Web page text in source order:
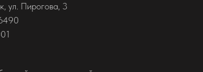
ул. Пирогова, 3